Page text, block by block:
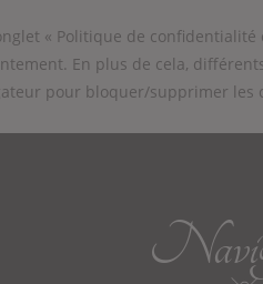
« Politique de confidentialité
En plus de cela,
pour bloquer/supprimer les